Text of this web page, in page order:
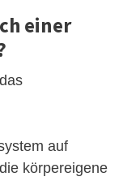
einer
auf
körpereigene